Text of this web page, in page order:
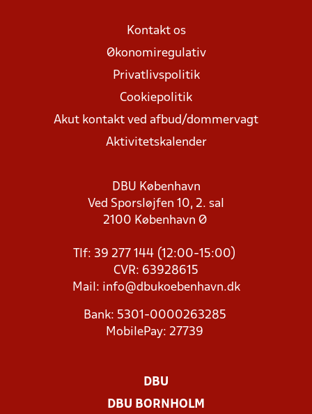
Kontakt os
Økonomiregulativ
Privatlivspolitik
Cookiepolitik
Akut kontakt ved afbud/dommervagt
Aktivitetskalender
DBU København
Ved Sporsløjfen 10, 2. sal
2100 København Ø
Tlf: 39 277 144 (12:00-15:00)
CVR: 63928615
Mail: info@dbukoebenhavn.dk
Bank: 5301-0000263285
MobilePay: 27739
DBU
DBU BORNHOLM